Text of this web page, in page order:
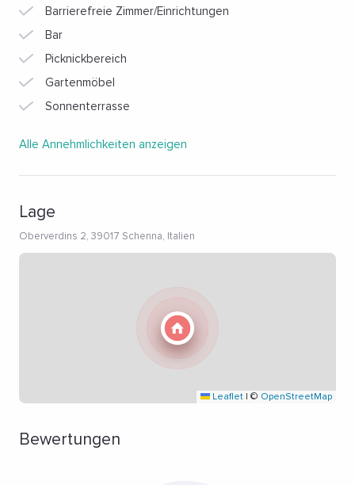
Barrierefreie Zimmer/Einrichtungen
Bar
Picknickbereich
Gartenmöbel
Sonnenterrasse
Alle Annehmlichkeiten anzeigen
Lage
Oberverdins 2, 39017 Schenna, Italien
Leaflet | © OpenStreetMap
Bewertungen